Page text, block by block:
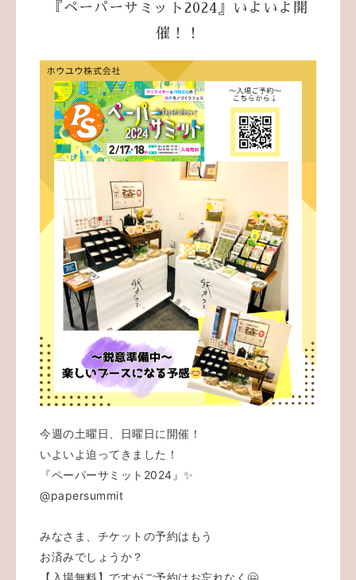
『ペーパーサミット2024』いよいよ開
催！！
今週の土曜日、日曜日に開催！
いよいよ迫ってきました！
『ペーパーサミット2024』✨
@papersummit
みなさま、チケットの予約はもう
お済みでしょうか？
【入場無料】ですがご予約はお忘れなく🤗